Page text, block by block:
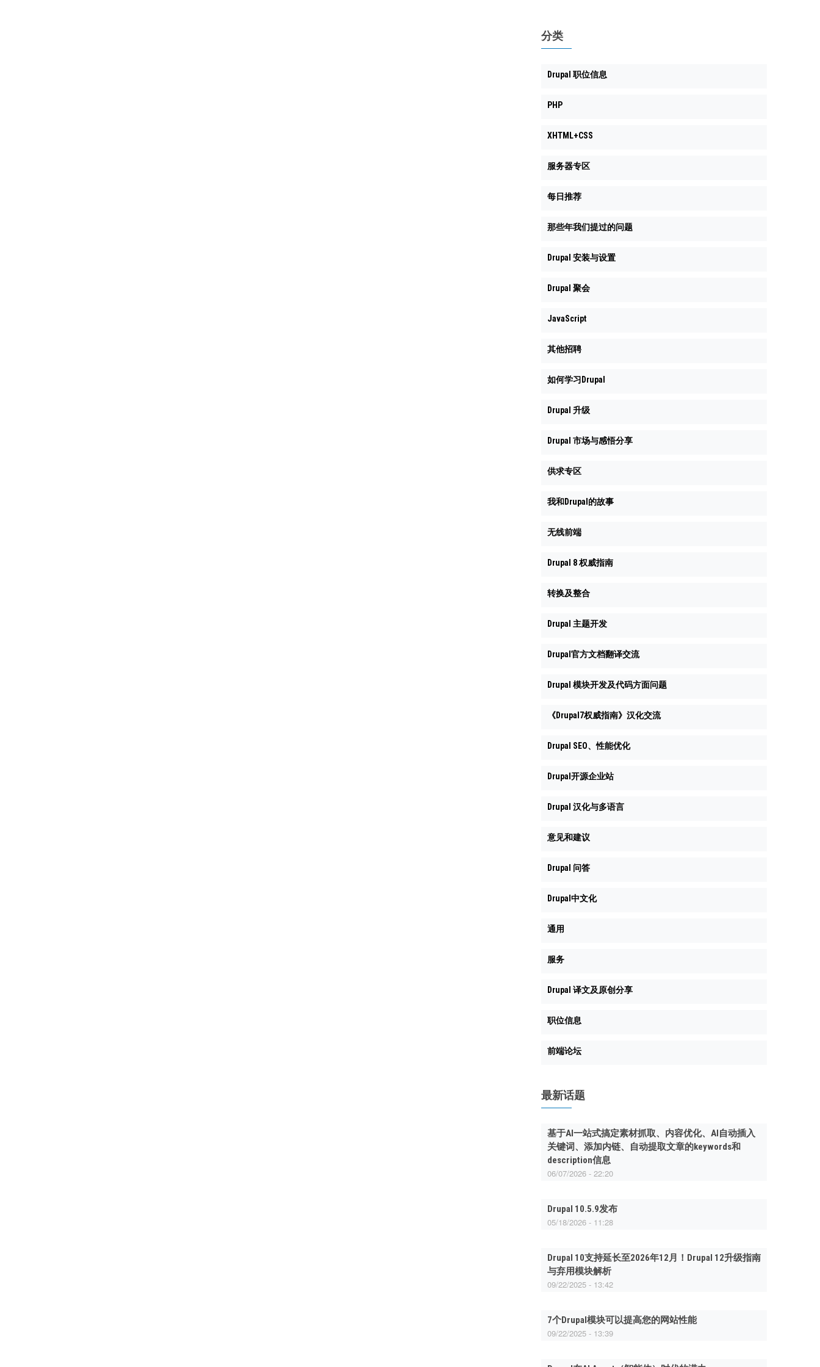
分类
Drupal 职位信息
PHP
XHTML+CSS
服务器专区
每日推荐
那些年我们提过的问题
Drupal 安装与设置
Drupal 聚会
JavaScript
其他招聘
如何学习Drupal
Drupal 升级
Drupal 市场与感悟分享
供求专区
我和Drupal的故事
无线前端
Drupal 8 权威指南
转换及整合
Drupal 主题开发
Drupal官方文档翻译交流
Drupal 模块开发及代码方面问题
《Drupal7权威指南》汉化交流
Drupal SEO、性能优化
Drupal开源企业站
Drupal 汉化与多语言
意见和建议
Drupal 问答
Drupal中文化
通用
服务
Drupal 译文及原创分享
职位信息
前端论坛
最新话题
基于AI一站式搞定素材抓取、内容优化、AI自动插入
关键词、添加内链、自动提取文章的keywords和
description信息
06/07/2026 - 22:20
Drupal 10.5.9发布
05/18/2026 - 11:28
Drupal 10支持延长至2026年12月！Drupal 12升级指南
与弃用模块解析
09/22/2025 - 13:42
7个Drupal模块可以提高您的网站性能
09/22/2025 - 13:39